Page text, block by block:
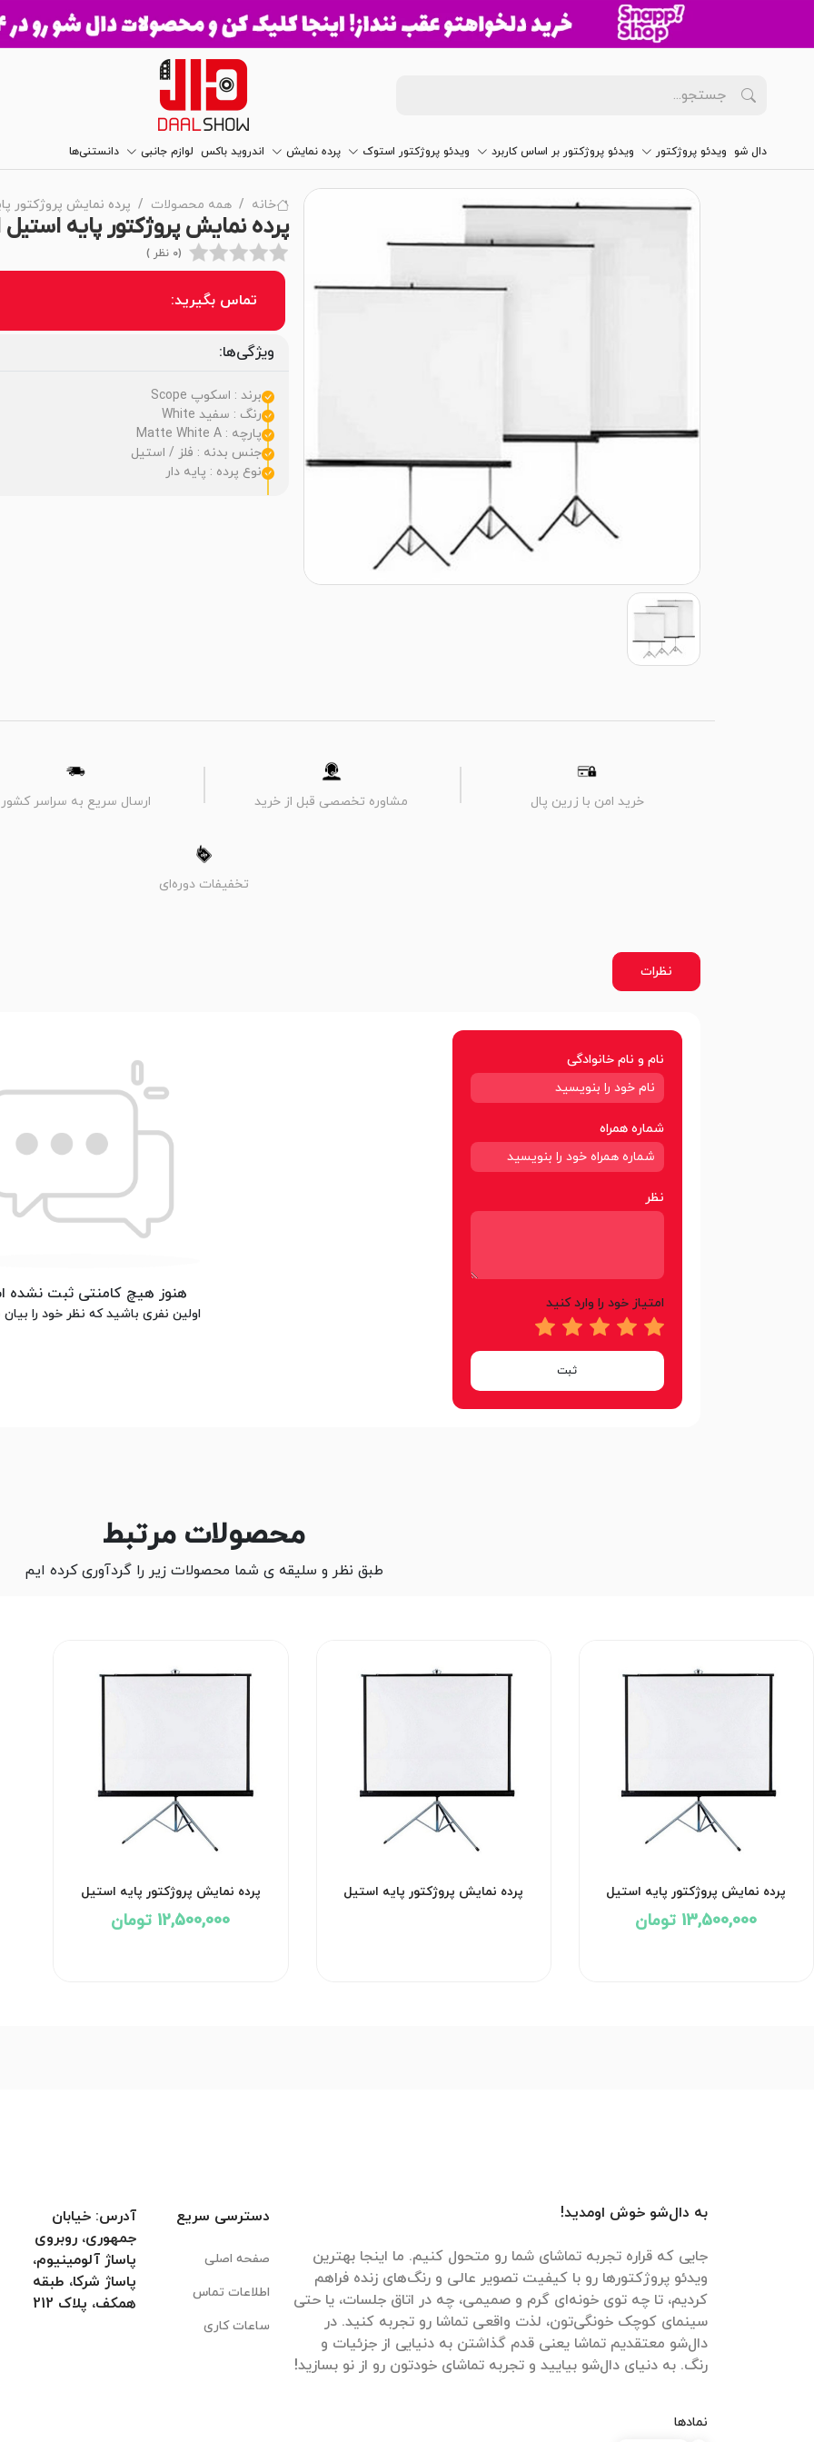
دال شو ویدئو پروژکتور ویدئو پروژکتور بر اساس کاربرد ویدئو پروژکتور استوک پرده نمایش اندروید باکس لوازم جانبی دانستنی‌ها
خانه همه محصولات پرده نمایش پروژکتور
پرده نمایش پروژکتور پایه استیل
(0 نظر )
تماس بگیرید:
ویژگی‌ها:
برند : اسکوپ Scope
رنگ : سفید White
پارچه : Matte White A
جنس بدنه : فلز / استیل
نوع پرده : پایه دار
خرید امن با زرین پال مشاوره تخصصی قبل از خرید ارسال سریع به سراسر کشور
تخفیفات دوره‌ای
نظرات
نام و نام خانوادگی
شماره همراه
نظر
امتیاز خود را وارد کنید
ثبت
هنوز هیچ کامنتی ثبت نشده
اولین نفری باشید که نظر خود را
محصولات مرتبط
طبق نظر و سلیقه ی شما محصولات زیر را گردآوری کرده ایم
پرده نمایش پروژکتور پایه استیل
اسکوپ سایز 2*2
13,500,000 تومان
پرده نمایش پروژکتور پایه استیل
پرده نمایش پروژکتور پایه استیل
اسکوپ سایز 1.5*1.5
12,500,000 تومان
به دال‌شو خوش اومدید!
جایی که قراره تجربه تماشای شما رو متحول کنیم. ما اینجا بهترین
ویدئو پروژکتورها رو با کیفیت تصویر عالی و رنگ‌های زنده فراهم
کردیم، تا چه توی خونه‌ای گرم و صمیمی، چه در اتاق جلسات، یا حتی
سینمای کوچک خونگی‌تون، لذت واقعی تماشا رو تجربه کنید. در
دال‌شو معتقدیم تماشا یعنی قدم گذاشتن به دنیایی از جزئیات و
رنگ. به دنیای دال‌شو بیایید و تجربه تماشای خودتون رو از نو بسازید!
نمادها
دسترسی سریع
صفحه اصلی
اطلاعات تماس
ساعات کاری
آدرس: خیابان
جمهوری، روبروی
پاساژ آلومینیوم،
پاساژ شرکا، طبقه
همکف، پلاک 212